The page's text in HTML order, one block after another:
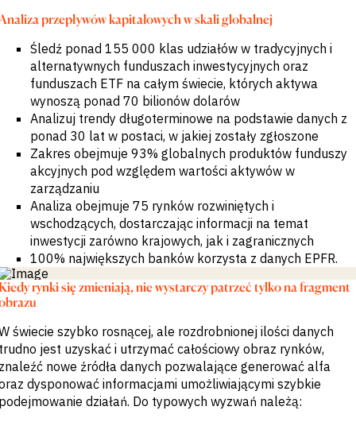
Banki inwestycyjne
i komercyjne
Strona kupująca
Korporacje
Usługi
profesjonalne
Akademia
CHALLENGE
Identyfikuj trendy
makroekonomiczne
Strategiczne
informacje
branżowe
Ulepsz strategię
portfela
Wzmocnij decyzje
kredytowe
Pozyskiwanie okazji
M&A &
kredytowych
Przyspiesz badania
Wczesne
wykrywanie
możliwości na
rynkach
wschodzących
przepływów kapitałowych w skali globalnej
Śledź ponad 155 000 klas udziałów w tradycyjnych i
alternatywnych funduszach inwestycyjnych oraz
funduszach ETF na całym świecie, których aktywa
wynoszą ponad 70 bilionów dolarów
Analizuj trendy długoterminowe na podstawie danych z
ponad 30 lat w postaci, w jakiej zostały zgłoszone
Zakres obejmuje 93% globalnych produktów funduszy
akcyjnych pod względem wartości aktywów w
zarządzaniu
Analiza obejmuje 75 rynków rozwiniętych i
wschodzących, dostarczając informacji na temat
inwestycji zarówno krajowych, jak i zagranicznych
100% największych banków korzysta z danych EPFR.
rynki się zmieniają, nie wystarczy patrzeć tylko na fragment
świecie szybko rosnącej, ale rozdrobnionej ilości danych
jest uzyskać i utrzymać całościowy obraz rynków,
nowe źródła danych pozwalające generować alfa
dysponować informacjami umożliwiającymi szybkie
działań. Do typowych wyzwań należą: